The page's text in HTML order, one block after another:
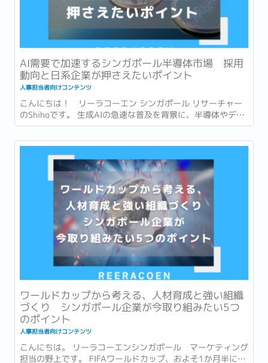
AI需要で加速するシンガポール半導体市場 採用
動向と日系企業が押さえたいポイント
人事担当者向けコンテンツ
こんにちは！ リーラコーエン シンガポール リサーチャー
のShihoです。 生成AIの急速な普及を背景に、半導体やデー
タセンターへの投資も世界各地で急速に拡大しています。...
ワールドカップから考える、人材育成と強い組織
づくり シンガポール企業が今取り組みたい5つ
のポイント
人事担当者向けコンテンツ
こんにちは。 リーラコーエンシンガポール マーケティング
担当の野上です。 FIFAワールドカップ、およそ1か月半にわ